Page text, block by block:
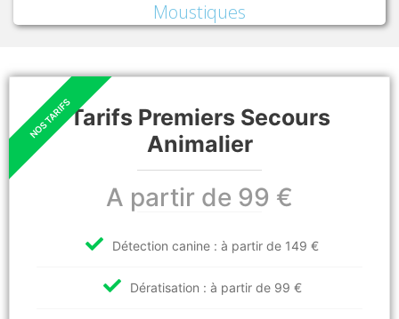
Moustiques
Tarifs Premiers Secours
Animalier
A partir de 99 €
Détection canine : à partir de 149 €
Dératisation : à partir de 99 €